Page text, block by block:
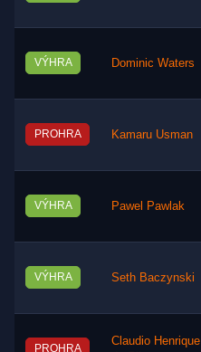
VÝHRA Dominic Waters
PROHRA Kamaru Usman
VÝHRA Pawel Pawlak
VÝHRA Seth Baczynski
PROHRA
Claudio Henrique